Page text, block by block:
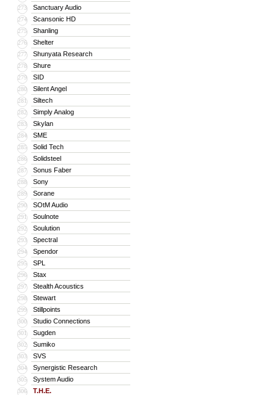
273 Sanctuary Audio
274 Scansonic HD
275 Shanling
276 Shelter
277 Shunyata Research
278 Shure
279 SID
280 Silent Angel
281 Siltech
282 Simply Analog
283 Skylan
284 SME
285 Solid Tech
286 Solidsteel
287 Sonus Faber
288 Sony
289 Sorane
290 SOtM Audio
291 Soulnote
292 Soulution
293 Spectral
294 Spendor
295 SPL
296 Stax
297 Stealth Acoustics
298 Stewart
299 Stillpoints
300 Studio Connections
301 Sugden
302 Sumiko
303 SVS
304 Synergistic Research
305 System Audio
306 T.H.E.